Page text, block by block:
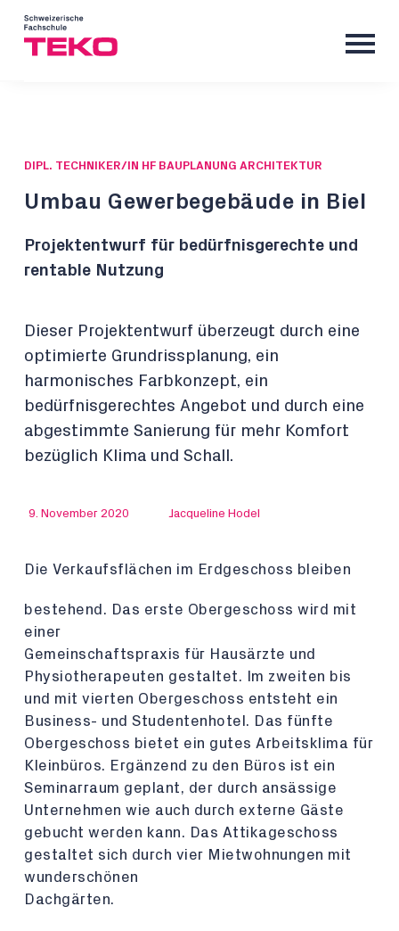
DIPL. TECHNIKER/IN HF BAUPLANUNG ARCHITEKTUR
Umbau Gewerbegebäude in Biel
Projektentwurf für bedürfnisgerechte und
rentable Nutzung
Dieser Projektentwurf überzeugt durch eine
optimierte Grundrissplanung, ein
harmonisches Farbkonzept, ein
bedürfnisgerechtes Angebot und durch eine
abgestimmte Sanierung für mehr Komfort
bezüglich Klima und Schall.
9. November 2020 Jacqueline Hodel
Die Verkaufsflächen im Erdgeschoss bleiben
bestehend. Das erste Obergeschoss wird mit
einer
Gemeinschaftspraxis für Hausärzte und
Physiotherapeuten gestaltet. Im zweiten bis
und mit vierten Obergeschoss entsteht ein
Business- und Studentenhotel. Das fünfte
Obergeschoss bietet ein gutes Arbeitsklima für
Kleinbüros. Ergänzend zu den Büros ist ein
Seminarraum geplant, der durch ansässige
Unternehmen wie auch durch externe Gäste
gebucht werden kann. Das Attikageschoss
gestaltet sich durch vier Mietwohnungen mit
wunderschönen
Dachgärten.